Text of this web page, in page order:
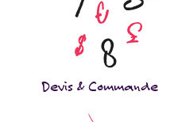
Devis & Commande